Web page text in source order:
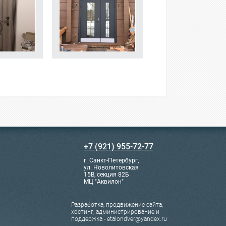
+7 (921) 955-72-77
г. Санкт-Петербург,
ул. Новолитовская
15В, секция 82Б
МЦ "Аквилон"
Разработка, продвижение сайта,
хостинг, администрирование и
поддержка - etalondver@yandex.ru